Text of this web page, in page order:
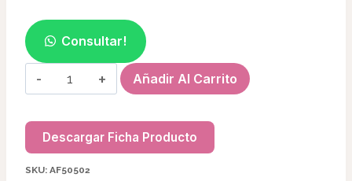
Consultar!
FRESA
DE
INOXIDABLE
PEDICURIA
Añadir Al Carrito
Descargar Ficha Producto
SKU: AF50502